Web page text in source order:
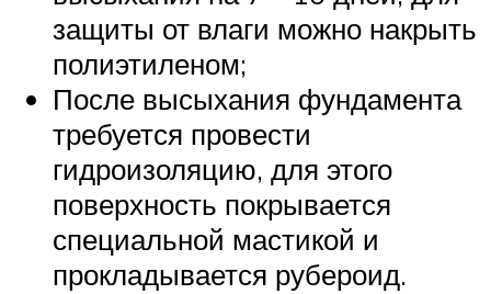
защиты от влаги можно накрыть
полиэтиленом;
После высыхания фундамента
требуется провести
гидроизоляцию, для этого
поверхность покрывается
специальной мастикой и
прокладывается рубероид.